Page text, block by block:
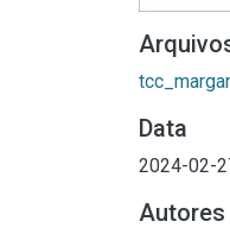
Data
2024-02-
Autores